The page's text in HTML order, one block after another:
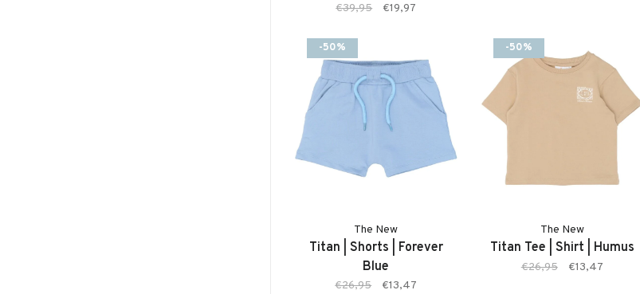
€39,95 €19,97
-50%
The New
Titan | Shorts | Forever
Blue
€26,95 €13,47
-50%
The New
Titan Tee | Shirt | Humus
€26,95 €13,47